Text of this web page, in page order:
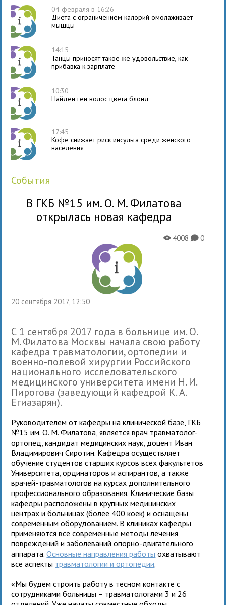
04 февраля в 16:26
Диета с ограничением калорий омолаживает
мышцы
14:15
Танцы приносят такое же удовольствие, как
прибавка к зарплате
10:30
Найден ген волос цвета блонд
17:45
Кофе снижает риск инсульта среди женского
населения
события
В ГКБ №15 им. О. М. Филатова
открылась новая кафедра
20 сентября 2017, 12:50
X4008K0
С 1 сентября 2017 года в больнице им. О.
М. Филатова Москвы начала свою работу
кафедра травматологии, ортопедии и
военно-полевой хирургии Российского
национального исследовательского
медицинского университета имени Н. И.
Пирогова (заведующий кафедрой К. А.
Егиазарян).
Руководителем от кафедры на клинической базе, ГКБ
№15 им. О. М. Филатова, является врач травматолог-
ортопед, кандидат медицинских наук, доцент Иван
Владимирович Сиротин. Кафедра осуществляет
обучение студентов старших курсов всех факультетов
Университета, ординаторов и аспирантов, а также
врачей-травматологов на курсах дополнительного
профессионального образования. Клинические базы
кафедры расположены в крупных медицинских
центрах и больницах (более 400 коек) и оснащены
современным оборудованием. В клиниках кафедры
применяются все современные методы лечения
повреждений и заболеваний опорно-двигательного
аппарата.Основные направления работы охватывают
все аспекты травматологии и ортопедии.
«Мы будем строить работу в тесном контакте с
сотрудниками больницы – травматологами 3 и 26